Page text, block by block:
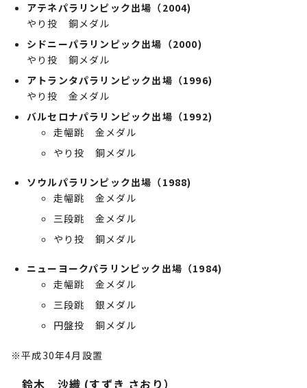
アテネパラリンピック出場（2004)
やり投 銅メダル
シドニーパラリンピック出場（2000)
やり投 銅メダル
アトランタパラリンピック出場（1996)
やり投 金メダル
バルセロナパラリンピック出場（1992)
走幅跳 金メダル
やり投 銅メダル
ソウルパラリンピック出場（1988)
走幅跳 金メダル
三段跳 金メダル
やり投 銅メダル
ニューヨークパラリンピック出場（1984)
走幅跳 金メダル
三段跳 銀メダル
円盤投 銅メダル
※平成30年4月設置
鈴木 沙織 (すずき さおり）